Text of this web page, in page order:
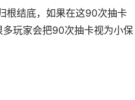
根结底，如果在这90次抽卡
玩家会把90次抽卡视为小保